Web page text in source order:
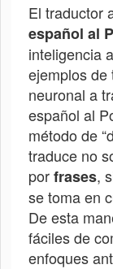
El traductor
español al
inteligencia
ejemplos de
neuronal a
español al
método de
traduce no
porfrases,
se toma en
De esta
fáciles de
enfoques